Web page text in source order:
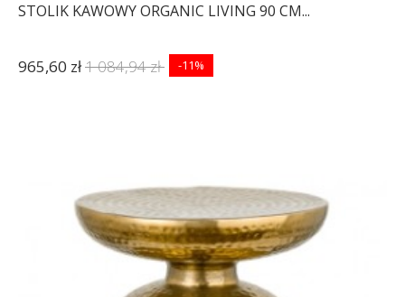
STOLIK KAWOWY ORGANIC LIVING 90 CM...
965,60 zł1 084,94 zł -11%